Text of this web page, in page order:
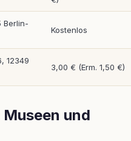
Berlin-
Kostenlos
12349
3,00 € (Erm. 1,50 €)
und